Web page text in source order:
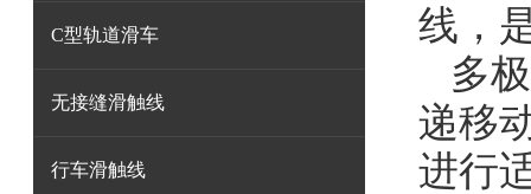
C型轨道滑车
无接缝滑触线
行车滑触线
线，
多
递移
进行